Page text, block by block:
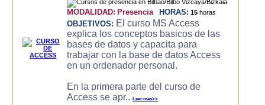
MODALIDAD: Presencia HORAS: 15 horas
OBJETIVOS: El curso MS Access
explica los conceptos basicos de las
bases de datos y capacita para
trabajar con la base de datos Access
en un ordenador personal.
En la primera parte del curso de
Access se apr..Leer mas>>